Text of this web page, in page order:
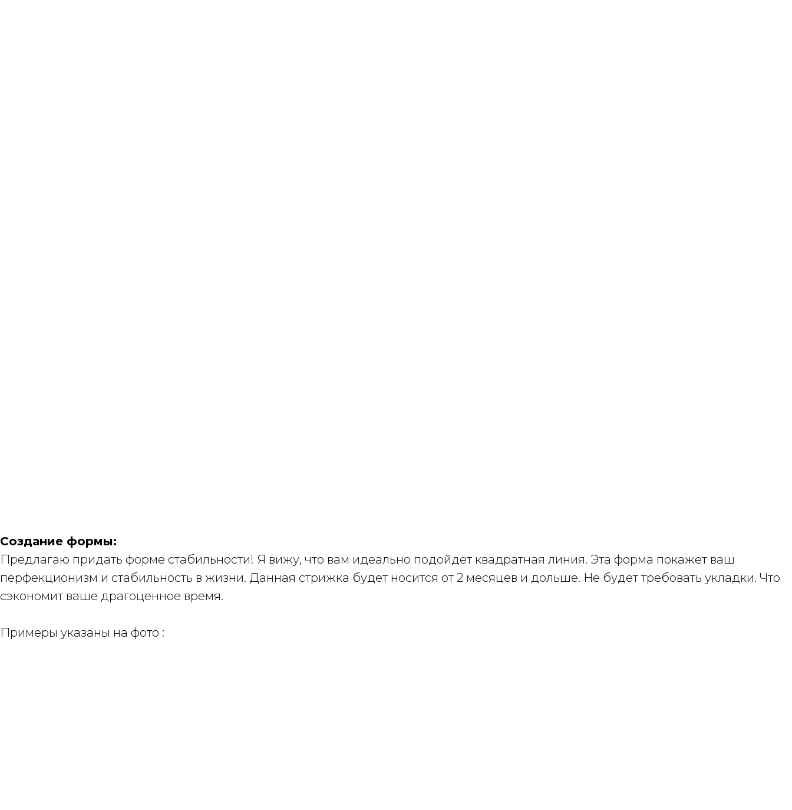
Создание формы:
Предлагаю придать форме стабильности! Я вижу, что вам идеально подойдёт квадратная линия. Эта форма покажет ваш
перфекционизм и стабильность в жизни. Данная стрижка будет носится от 2 месяцев и дольше. Не будет требовать укладки. Что
сэкономит ваше драгоценное время.
Примеры указаны на фото :